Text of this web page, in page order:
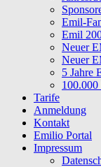
Emil-
Emil
Neuer
Neuer
5 Jahre
Tarife
Anmeldung
Kontakt
Emilio Portal
Impressum